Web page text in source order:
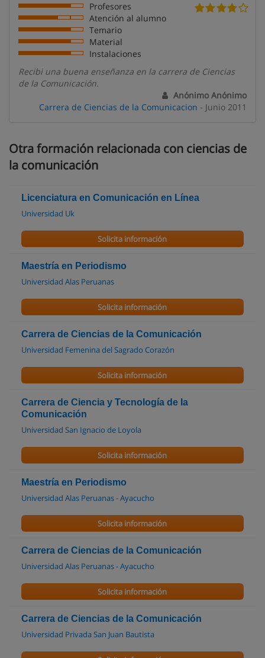
Profesores
Atención al alumno
Temario
Material
Instalaciones
Recibi una buena enseñanza en la carrera de Ciencias
de la Comunicación.
Anónimo Anónimo
Carrera de Ciencias de la Comunicacion - Junio 2011
Otra formación relacionada con ciencias de
la comunicación
Licenciatura en Comunicación en Línea
Universidad Uk
Solicita información
Maestría en Periodismo
Universidad Alas Peruanas
Solicita información
Carrera de Ciencias de la Comunicación
Universidad Femenina del Sagrado Corazón
Solicita información
Carrera de Ciencia y Tecnología de la
Comunicación
Universidad San Ignacio de Loyola
Solicita información
Maestría en Periodismo
Universidad Alas Peruanas - Ayacucho
Solicita información
Carrera de Ciencias de la Comunicación
Universidad Alas Peruanas - Ayacucho
Solicita información
Carrera de Ciencias de la Comunicación
Universidad Privada San Juan Bautista